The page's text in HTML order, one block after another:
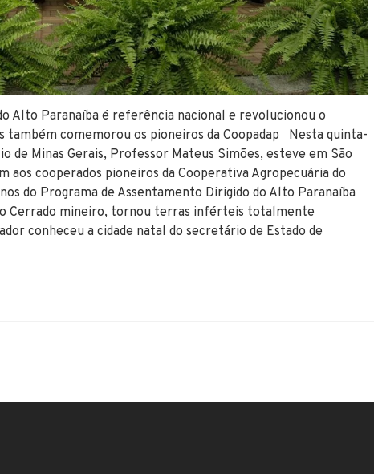
Alto Paranaíba é referência nacional e revolucionou o
também comemorou os pioneiros da Coopadap Nesta quinta-
de Minas Gerais, Professor Mateus Simões, esteve em São
aos cooperados pioneiros da Cooperativa Agropecuária do
do Programa de Assentamento Dirigido do Alto Paranaíba
Cerrado mineiro, tornou terras inférteis totalmente
conheceu a cidade natal do secretário de Estado de